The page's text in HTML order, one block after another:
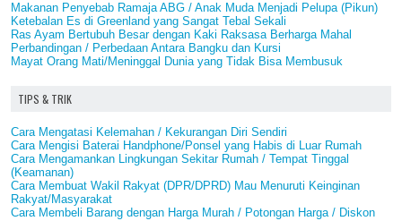
Makanan Penyebab Ramaja ABG / Anak Muda Menjadi Pelupa (Pikun)
Ketebalan Es di Greenland yang Sangat Tebal Sekali
Ras Ayam Bertubuh Besar dengan Kaki Raksasa Berharga Mahal
Perbandingan / Perbedaan Antara Bangku dan Kursi
Mayat Orang Mati/Meninggal Dunia yang Tidak Bisa Membusuk
TIPS & TRIK
Cara Mengatasi Kelemahan / Kekurangan Diri Sendiri
Cara Mengisi Baterai Handphone/Ponsel yang Habis di Luar Rumah
Cara Mengamankan Lingkungan Sekitar Rumah / Tempat Tinggal
(Keamanan)
Cara Membuat Wakil Rakyat (DPR/DPRD) Mau Menuruti Keinginan
Rakyat/Masyarakat
Cara Membeli Barang dengan Harga Murah / Potongan Harga / Diskon